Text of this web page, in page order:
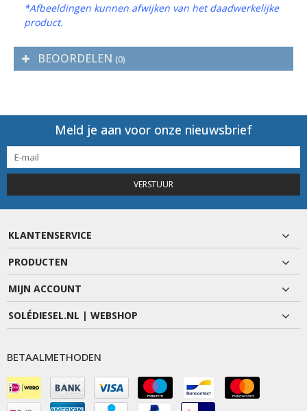
*Afbeeldingen kunnen afwijken van het daadwerkelijke
product.
BEOORDELEN (0)
Meld je aan voor onze nieuwsbrief
VERSTUUR
KLANTENSERVICE
PRODUCTEN
MIJN ACCOUNT
SOLÉDIESEL.NL | WEBSHOP
BETAALMETHODEN